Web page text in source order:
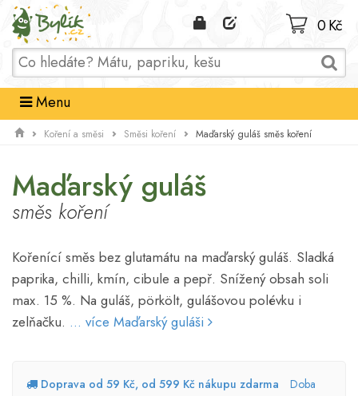
Domů
0 Kč
Menu
Koření a směsi Směsi koření Maďarský guláš směs koření
Maďarský guláš
směs koření
Kořenící směs bez glutamátu na maďarský guláš. Sladká
paprika, chilli, kmín, cibule a pepř. Snížený obsah soli
max. 15 %. Na guláš, pörkölt, gulášovou polévku i
zelňačku. ... více Maďarský guláši
Doprava od 59 Kč, od 599 Kč nákupu zdarma
Doba